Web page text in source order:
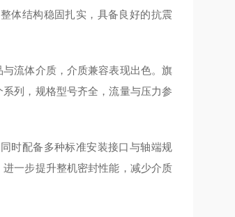
体结构稳固扎实，具备良好的抗震
流体介质，介质兼容表现出色。旗
列，规格型号齐全，流量与压力参
时配备多种标准安装接口与轴端规
一步提升整机密封性能，减少介质